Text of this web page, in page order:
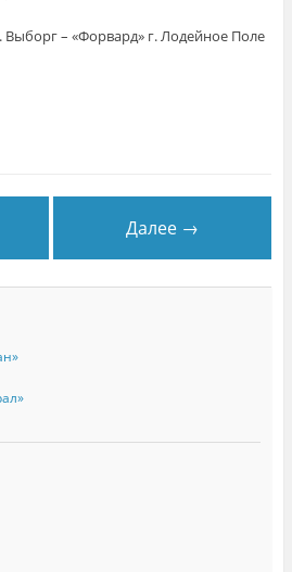
– «Форвард» г. Лодейное Поле
Далее →